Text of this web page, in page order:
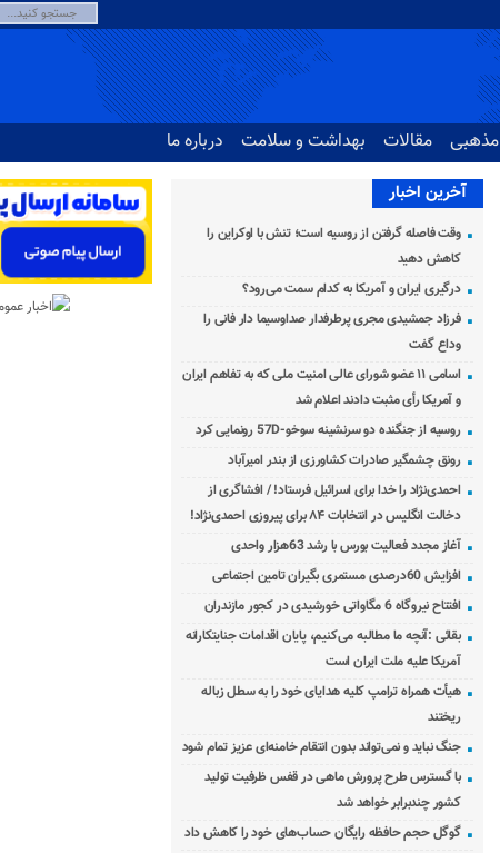
مذهبی مقالات بهداشت و سلامت درباره ما
آخرین اخبار
وقت فاصله گرفتن از روسیه است؛ تنش با اوکراین را
کاهش دهید
درگیری ایران و آمریکا به کدام سمت می‌رود؟
فرزاد جمشیدی مجری پرطرفدار صداوسیما دار فانی را
وداع گفت
اسامی ۱۱ عضو شورای عالی امنیت ملی که به تفاهم ایران
و آمریکا رأی مثبت دادند اعلام شد
روسیه از جنگنده دو سرنشینه سوخو-57D رونمایی کرد
رونق چشمگیر صادرات کشاورزی از بندر امیرآباد
احمدی‌نژاد را خدا برای اسرائیل فرستاد! / افشاگری از
دخالت انگلیس در انتخابات ۸۴ برای پیروزی احمدی‌نژاد!
آغاز مجدد فعالیت بورس با رشد 63هزار واحدی
افزایش 60درصدی مستمری بگیران تامین اجتماعی
افتتاح نیروگاه 6 مگاواتی خورشیدی در کجور مازندران
بقائی :آنچه ما مطالبه می‌کنیم، پایان اقدامات جنایتکارانه
آمریکا علیه ملت ایران است
هیأت همراه ترامپ کلیه هدایای خود را به سطل زباله
ریختند
جنگ نباید و نمی‌تواند بدون انتقام خامنه‌ای عزیز تمام شود
با گسترس طرح پرورش ماهی در قفس ظرفیت تولید
کشور چندبرابر خواهد شد
گوگل حجم حافظه رایگان حساب‌های خود را کاهش داد